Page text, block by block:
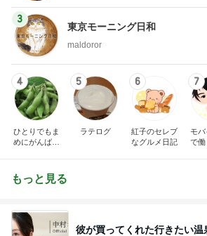
3
東京モーニング日和
maldoror
4
ひとりでもま
めにがんばる
5
ラテログ
6
紅子のセレブ
なグルメ日記
7
モバ
で働
もっと見る
彼が買ってくれた行きたい温